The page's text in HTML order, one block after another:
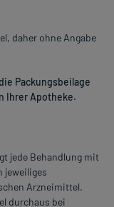
daher ohne Angabe
Packungsbeilage
Ihrer Apotheke.
jede Behandlung mit
jeweiliges
Arzneimittel.
durchaus bei